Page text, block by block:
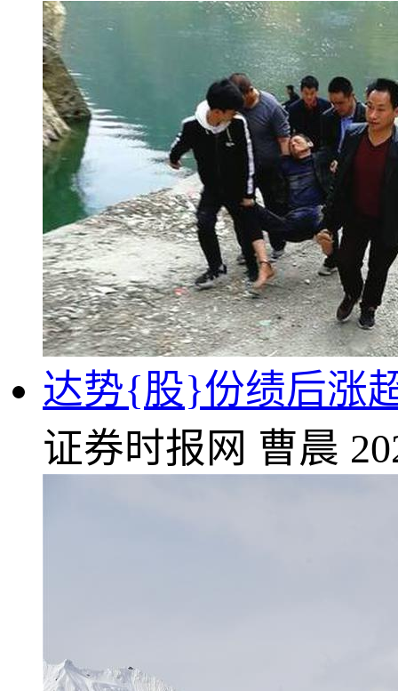
达势{股}份绩后涨
证券时报网 曹晨